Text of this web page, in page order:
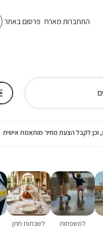
התחברות מארח פרסום באתר
וכן לקבל הצעת מחיר מותאמת אישית
למשפחות לשבתות חתן